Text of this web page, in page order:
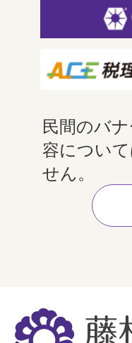
民間のバ
容につい
せん。
藤